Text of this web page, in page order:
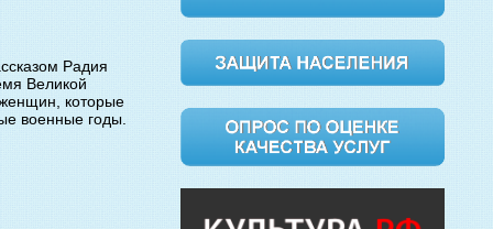
Радия
Великой
которые
военные годы.